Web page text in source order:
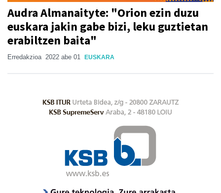
Audra Almanaityte: "Orion ezin duzu
euskara jakin gabe bizi, leku guztietan
erabiltzen baita"
Erredakzioa 2022 abe 01 EUSKARA